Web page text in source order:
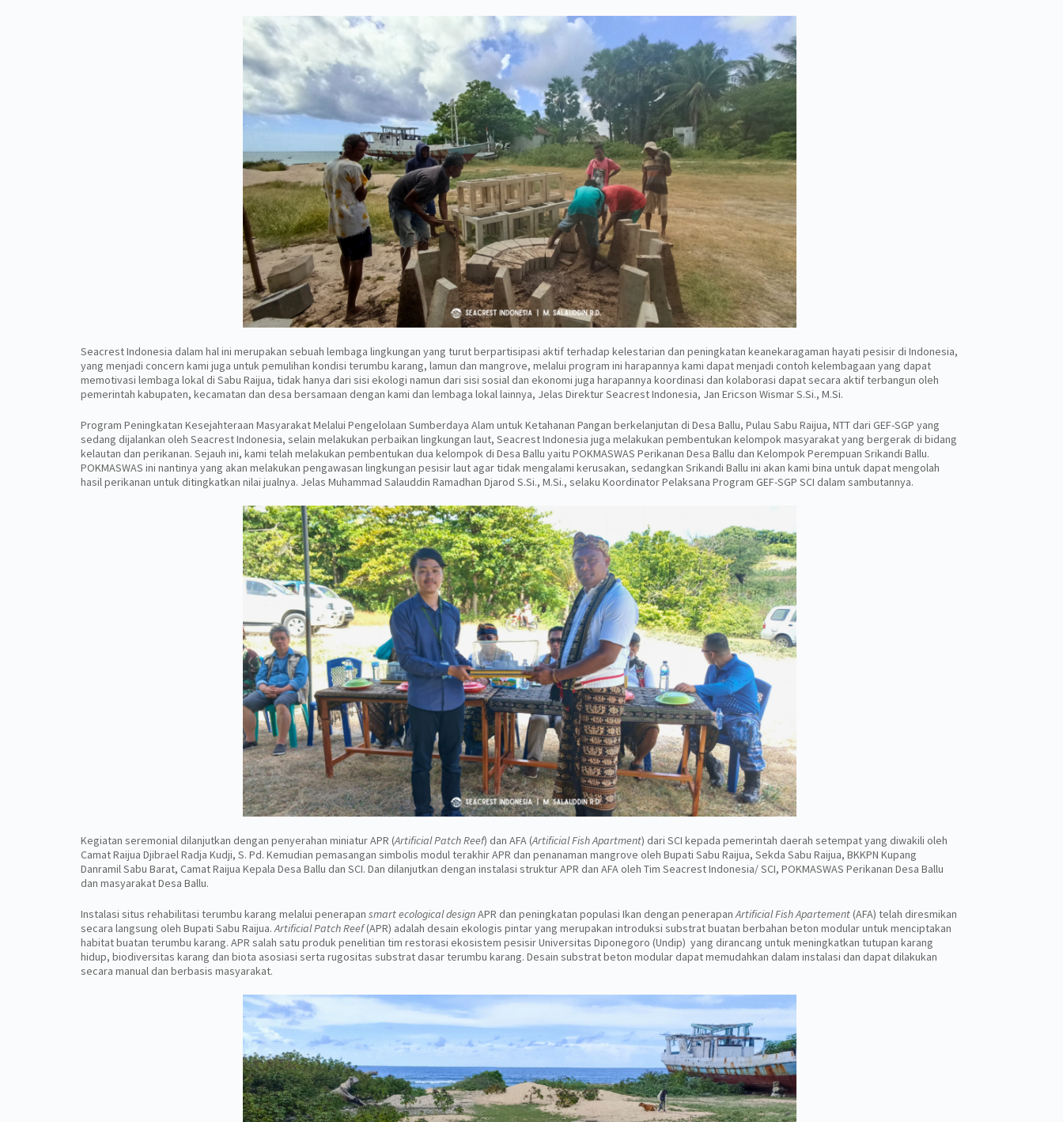
Seacrest Indonesia dalam hal ini merupakan sebuah lembaga lingkungan yang turut berpartisipasi aktif terhadap kelestarian dan peningkatan keanekaragaman hayati pesisir di Indonesia,
yang menjadi concern kami juga untuk pemulihan kondisi terumbu karang, lamun dan mangrove, melalui program ini harapannya kami dapat menjadi contoh kelembagaan yang dapat
memotivasi lembaga lokal di Sabu Raijua, tidak hanya dari sisi ekologi namun dari sisi sosial dan ekonomi juga harapannya koordinasi dan kolaborasi dapat secara aktif terbangun oleh
pemerintah kabupaten, kecamatan dan desa bersamaan dengan kami dan lembaga lokal lainnya, Jelas Direktur Seacrest Indonesia, Jan Ericson Wismar S.Si., M.Si.
Program Peningkatan Kesejahteraan Masyarakat Melalui Pengelolaan Sumberdaya Alam untuk Ketahanan Pangan berkelanjutan di Desa Ballu, Pulau Sabu Raijua, NTT dari GEF-SGP yang
sedang dijalankan oleh Seacrest Indonesia, selain melakukan perbaikan lingkungan laut, Seacrest Indonesia juga melakukan pembentukan kelompok masyarakat yang bergerak di bidang
kelautan dan perikanan. Sejauh ini, kami telah melakukan pembentukan dua kelompok di Desa Ballu yaitu POKMASWAS Perikanan Desa Ballu dan Kelompok Perempuan Srikandi Ballu.
POKMASWAS ini nantinya yang akan melakukan pengawasan lingkungan pesisir laut agar tidak mengalami kerusakan, sedangkan Srikandi Ballu ini akan kami bina untuk dapat mengolah
hasil perikanan untuk ditingkatkan nilai jualnya. Jelas Muhammad Salauddin Ramadhan Djarod S.Si., M.Si., selaku Koordinator Pelaksana Program GEF-SGP SCI dalam sambutannya.
Kegiatan seremonial dilanjutkan dengan penyerahan miniatur APR (Artificial Patch Reef) dan AFA (Artificial Fish Apartment) dari SCI kepada pemerintah daerah setempat yang diwakili oleh
Camat Raijua Djibrael Radja Kudji, S. Pd. Kemudian pemasangan simbolis modul terakhir APR dan penanaman mangrove oleh Bupati Sabu Raijua, Sekda Sabu Raijua, BKKPN Kupang
Danramil Sabu Barat, Camat Raijua Kepala Desa Ballu dan SCI. Dan dilanjutkan dengan instalasi struktur APR dan AFA oleh Tim Seacrest Indonesia/ SCI, POKMASWAS Perikanan Desa Ballu
dan masyarakat Desa Ballu.
Instalasi situs rehabilitasi terumbu karang melalui penerapan smart ecological designAPR dan peningkatan populasi Ikan dengan penerapanArtificial Fish Apartement(AFA) telah diresmikan
secara langsung oleh Bupati Sabu Raijua.Artificial Patch Reef(APR) adalah desain ekologis pintar yang merupakan introduksi substrat buatan berbahan beton modular untuk menciptakan
habitat buatan terumbu karang. APR salah satu produk penelitian tim restorasi ekosistem pesisir Universitas Diponegoro (Undip) yang dirancang untuk meningkatkan tutupan karang
hidup, biodiversitas karang dan biota asosiasi serta rugositas substrat dasar terumbu karang. Desain substrat beton modular dapat memudahkan dalam instalasi dan dapat dilakukan
secara manual dan berbasis masyarakat.